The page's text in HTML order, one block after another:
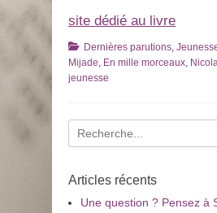
site dédié au livre
Catégories
Dernières parutions,
Mijade, En mille morceaux,
jeunesse
Recherche
pour
Articles récents
Une question ? Pensez à